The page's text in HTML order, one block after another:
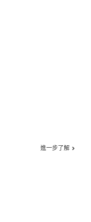
進一步了解